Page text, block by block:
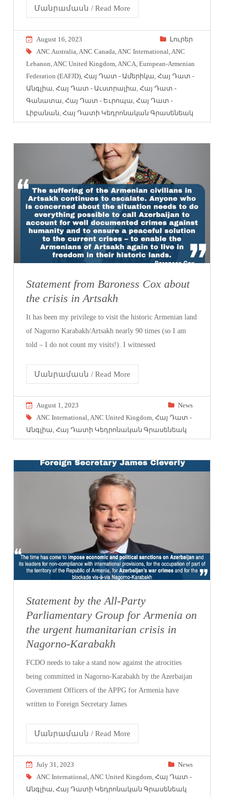
Մանրամասն / Read More
August 16, 2023
Լուրեր
ANC Australia ANC Canada ANC International ANC
Lebanon ANC United Kingdom ANCA ,European-Armenian
Federation (EAFJD) ,Հայ Դատ - Ամերիկա ,Հայ Դատ -
Անգլիա ,Հայ Դատ - Աւստրալիա ,Հայ Դատ -
Գանատա ,Հայ Դատ - Եւրոպա ,Հայ Դատ -
Լիբանան ,Հայ Դատի Կեդրոնական Գրասենեակ
Statement from Baroness Cox about
the crisis in Artsakh
It has been my privilege to visit the historic Armenian land
of Nagorno Karabakh/Artsakh nearly 90 times (so I am
told – I do not count my visits!). I witnessed
Մանրամասն / Read More
August 1, 2023
News
ANC International,ANC United Kingdom,Հայ Դատ -
Անգլիա,Հայ Դատի Կեդրոնական Գրասենեակ
Statement by the All-Party
Parliamentary Group for Armenia on
the urgent humanitarian crisis in
Nagorno-Karabakh
FCDO needs to take a stand now against the atrocities
being committed in Nagorno-Karabakh by the Azerbaijan
Government Officers of the APPG for Armenia have
written to Foreign Secretary James
Մանրամասն / Read More
July 31, 2023
News
ANC International,ANC United Kingdom,Հայ Դատ -
Անգլիա,Հայ Դատի Կեդրոնական Գրասենեակ